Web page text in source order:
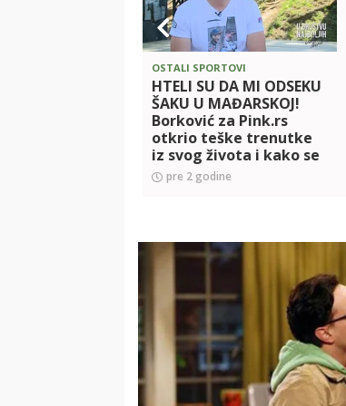
OSTALI SPORTOVI
HTELI SU DA MI ODSEKU
ŠAKU U MAĐARSKOJ!
Borković za Pink.rs
otkrio teške trenutke
iz svog života i kako se
tokom bombardovanja
oporavljao SAKRIVEN U
pre 2 godine